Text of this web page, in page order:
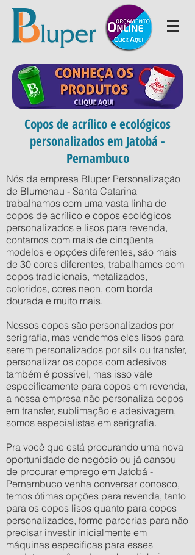
Copos de acrílico e ecológicos
personalizados em Jatobá -
Pernambuco
Nós da empresa Bluper Personalização
de Blumenau - Santa Catarina
trabalhamos com uma vasta linha de
copos de acrílico e copos ecológicos
personalizados e lisos para revenda,
contamos com mais de cinqüenta
modelos e opções diferentes, são mais
de 30 cores diferentes, trabalhamos com
copos tradicionais, metalizados,
coloridos, cores neon, com borda
dourada e muito mais.
Nossos copos são personalizados por
serigrafia, mas vendemos eles lisos para
serem personalizados por silk ou transfer,
personalizar os copos com adesivos
também é possível, mas isso vale
especificamente para copos em revenda,
a nossa empresa não personaliza copos
em transfer, sublimação e adesivagem,
somos especialistas em serigrafia.
Pra você que está procurando uma nova
oportunidade de negócio ou já cansou
de procurar emprego em Jatobá -
Pernambuco venha conversar conosco,
temos ótimas opções para revenda, tanto
para os copos lisos quanto para copos
personalizados, forme parcerias para não
precisar investir inicialmente em
máquinas especificas para esses